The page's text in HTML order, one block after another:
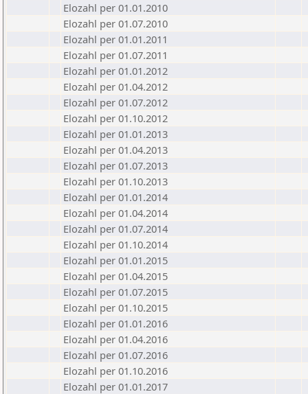
Elozahl per 01.01.2010
Elozahl per 01.07.2010
Elozahl per 01.01.2011
Elozahl per 01.07.2011
Elozahl per 01.01.2012
Elozahl per 01.04.2012
Elozahl per 01.07.2012
Elozahl per 01.10.2012
Elozahl per 01.01.2013
Elozahl per 01.04.2013
Elozahl per 01.07.2013
Elozahl per 01.10.2013
Elozahl per 01.01.2014
Elozahl per 01.04.2014
Elozahl per 01.07.2014
Elozahl per 01.10.2014
Elozahl per 01.01.2015
Elozahl per 01.04.2015
Elozahl per 01.07.2015
Elozahl per 01.10.2015
Elozahl per 01.01.2016
Elozahl per 01.04.2016
Elozahl per 01.07.2016
Elozahl per 01.10.2016
Elozahl per 01.01.2017